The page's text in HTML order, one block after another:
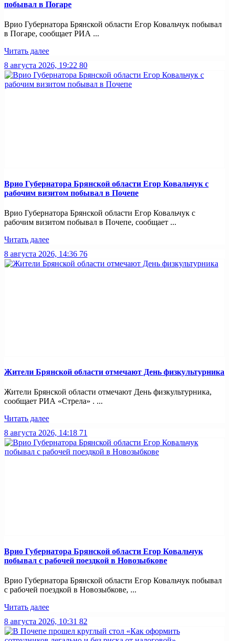
побывал в Погаре
Врио Губернатора Брянской области Егор Ковальчук побывал
в Погаре, сообщает РИА ...
Читать далее
8 августа 2026, 19:22 80
Врио Губернатора Брянской области Егор Ковальчук с
рабочим визитом побывал в Почепе
Врио Губернатора Брянской области Егор Ковальчук с
рабочим визитом побывал в Почепе, сообщает ...
Читать далее
8 августа 2026, 14:36 76
Жители Брянской области отмечают День физкультурника
Жители Брянской области отмечают День физкультурника,
сообщает РИА «Стрела» . ...
Читать далее
8 августа 2026, 14:18 71
Врио Губернатора Брянской области Егор Ковальчук
побывал с рабочей поездкой в Новозыбкове
Врио Губернатора Брянской области Егор Ковальчук побывал
с рабочей поездкой в Новозыбкове, ...
Читать далее
8 августа 2026, 10:31 82